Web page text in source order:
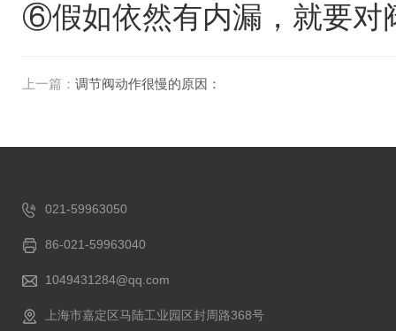
⑥假如依然有内漏，就要对
上一篇： 调节阀动作很慢的原因：
021-59963050
86-021-59963040
1049431284@qq.com
上海市嘉定区马陆工业园区封周路368号